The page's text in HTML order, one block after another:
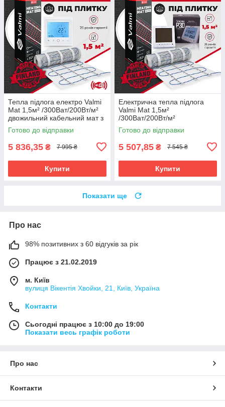
Тепла підлога електро Valmi
Mat 1,5м² /300Ват/200Вт/м²
двожильний кабельний мат з
терморегулятором TWE02
Wi-Fi
Готово до відправки
5 836,35 ₴ 7 995 ₴
Купити
Електрична тепла підлога
Valmi Mat 1,5м²
/300Ват/200Вт/м²
нагрівальний мат
терморегулятором Valmi P30
Готово до відправки
5 507,85 ₴ 7 545 ₴
Купити
Показати ще
Про нас
98% позитивних з 60 відгуків за рік
Працює з 21.02.2019
м. Київ
вулиця Вікентія Хвойки, 21, Київ, Україна
Контакти
Сьогодні працює з 10:00 до 19:00
Показати весь графік роботи
Про нас
Контакти